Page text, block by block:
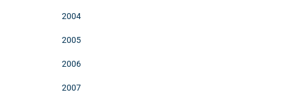
2004
2005
2006
2007